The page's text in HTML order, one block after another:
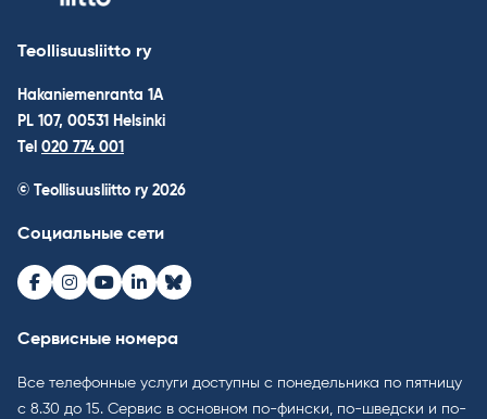
Teollisuusliitto ry
Hakaniemenranta 1A
PL 107, 00531 Helsinki
Tel 020 774 001
© Teollisuusliitto ry 2026
Социальные сети
Facebook
Instagram
Youtube
LinkedInBluesky
Сервисные номера
Все телефонные услуги доступны с понедельника по пятницу
с 8.30 до 15. Cервис в основном по-фински, по-шведски и по-